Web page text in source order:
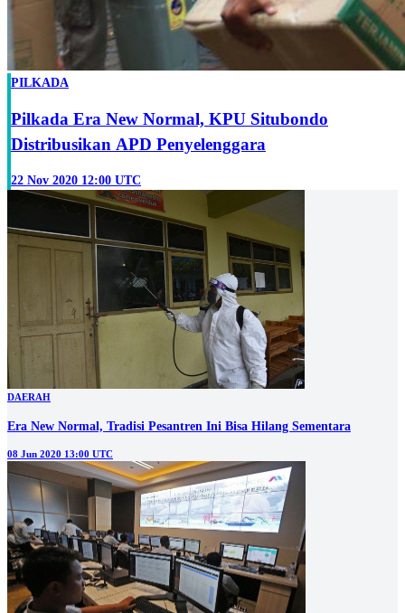
PILKADA
Pilkada Era New Normal, KPU Situbondo
Distribusikan APD Penyelenggara
22 Nov 2020 12:00 UTC
DAERAH
Era New Normal, Tradisi Pesantren Ini Bisa Hilang Sementara
08 Jun 2020 13:00 UTC